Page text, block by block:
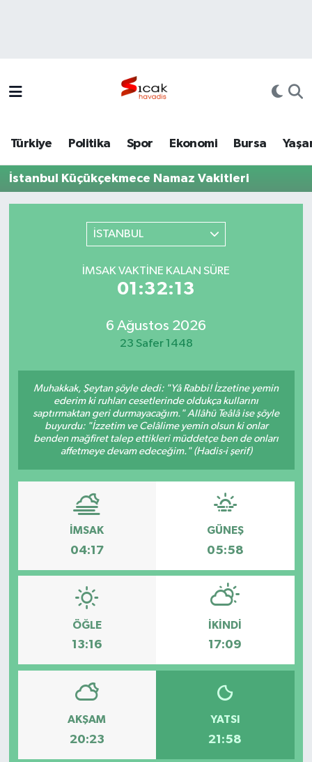
Türkiye Politika Spor Ekonomi Bursa
İstanbul Küçükçekmece Namaz Vakitleri
İSTANBUL
İMSAK VAKTINE KALAN SÜRE
01:32:13
6 Ağustos 2026
23 Safer 1448
Muhakkak, Şeytan şöyle dedi: "Yâ Rabbi! İzzetine yemin
ederim ki ruhları cesetlerinde oldukça kullarını
saptırmaktan geri durmayacağım." Allâhü Teâlâ ise şöyle
buyurdu: "İzzetim ve Celâlime yemin olsun ki onlar
benden mağfiret talep ettikleri müddetçe ben de onları
affetmeye devam edeceğim." (Hadis-i şerif)
İMSAK
04:17
GÜNEŞ
05:58
ÖĞLE
13:16
İKINDI
17:09
AKŞAM
20:23
YATSI
21:58
Politika
Sağlık
Dünya
Magazin
Gündem
Kültür & Sanat
Teknoloji
Tüm Manşetler
Son Dakika Haberleri
Haber Arşivi